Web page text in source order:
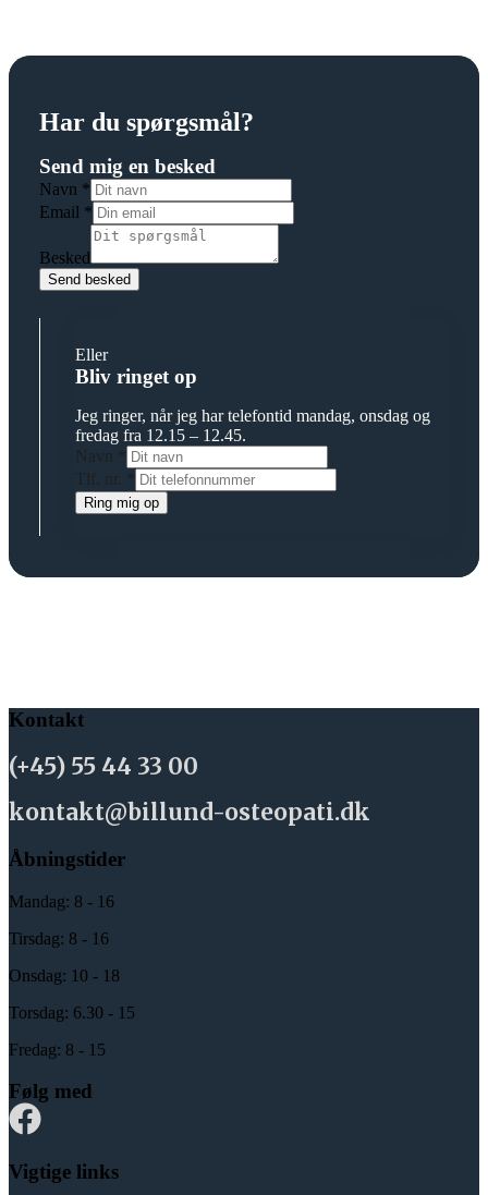
Har du spørgsmål?
Send mig en besked
Navn *
Email *
Besked
Send besked
Eller
Bliv ringet op
Jeg ringer, når jeg har telefontid mandag, onsdag og
fredag fra 12.15 – 12.45.
Navn
Tlf. nr.
Ring mig op
Kontakt
(+45) 55 44 33 00
kontakt@billund-osteopati.dk
Åbningstider
Mandag: 8 - 16
Tirsdag: 8 - 16
Onsdag: 10 - 18
Torsdag: 6.30 - 15
Fredag: 8 - 15
Følg med
Vigtige links